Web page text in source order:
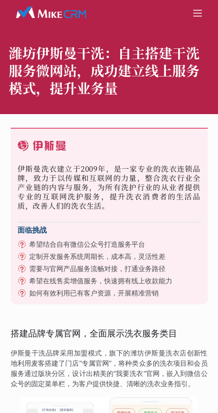
潍坊伊斯曼干洗： 自主搭建干洗
服务微网站，成功建立线上服务
模式，提升业务量
伊斯曼洗衣建立于2009年，是一家专业的洗衣连锁品
牌，致力于以传媒和互联网的力量，整合洗衣行业全
产业链的内容与服务，为所有洗护行业的从业者提供
专业的互联网洗护服务，提升洗衣消费者的生活品
质，改善人们的洗衣生活。
面临挑战
希望结合自有微信公众号打造服务平台
定制开发服务系统周期长，成本高，灵活性差
需要与官网产品服务流畅对接，打通业务路径
希望在线售卖增值服务，快速拥有线上收款能力
如何有效利用已有客户资源，开展精准营销
搭建品牌专属官网，全面展示洗衣服务类目
伊斯曼干洗品牌采用加盟模式，旗下的潍坊伊斯曼洗衣店创新性
地利用麦客搭建了门店“专属官网”，将种类众多的洗衣项目和会员
服务通过版块分区，设计出精美的“我要洗衣”官网，嵌入到微信公
众号的固定菜单栏，为客户提供快捷、清晰的洗衣业务指引。